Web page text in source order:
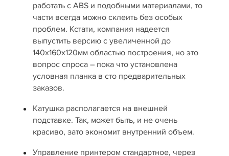
работать с ABS и подобными материалами, то
части всегда можно склеить без особых
проблем. Кстати, компания надеется
выпустить версию с увеличенной до
140х160х120мм областью построения, но это
вопрос спроса – пока что установлена
условная планка в сто предварительных
заказов.
Катушка располагается на внешней
подставке. Так, может быть, и не очень
красиво, зато экономит внутренний объем.
Управление принтером стандартное, через